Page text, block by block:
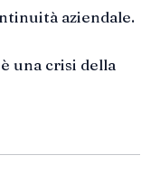
aziendale.
una crisi della